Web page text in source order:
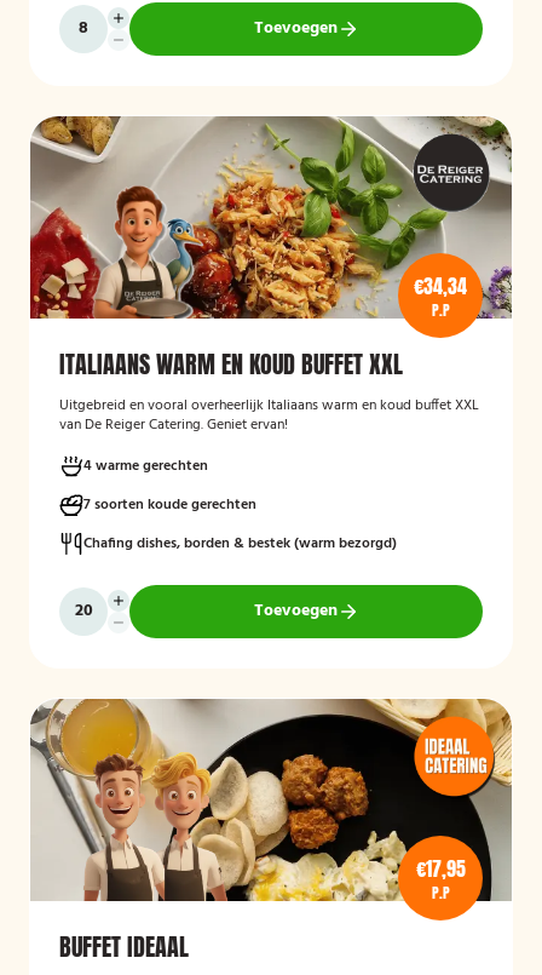
Toevoegen
€34,34
P.P
ITALIAANS WARM EN KOUD BUFFET XXL
Uitgebreid en vooral overheerlijk Italiaans warm en koud buffet XXL
van De Reiger Catering. Geniet ervan!
4 warme gerechten
7 soorten koude gerechten
Chafing dishes, borden & bestek (warm bezorgd)
Toevoegen
€17,95
P.P
BUFFET IDEAAL